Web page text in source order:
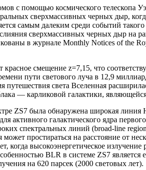
с помощью космического телескопа
сверхмассивных черных дыр,
самым далеким среди событий
сверхмассивных черных дыр на
в журнале Monthly Notices of the
красное смещение z=7,15, что
пути светового луча в 12,9
путешествия света Вселенная
— карликовой галактики,
ZS7 была обнаружена широкая линия
активного галактического ядра
спектральных линий (broad-line
может простираться на расстояние от
когда высокоэнергетическое излучение
BLR в системе ZS7 является
на 620 парсек (2000 световых лет).